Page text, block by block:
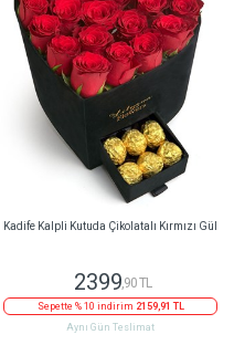
Kadife Kalpli Kutuda Çikolatalı Kırmızı Gül
2399,90 TL
Sepette % 10 indirim 2159,91 TL
Aynı Gün Teslimat